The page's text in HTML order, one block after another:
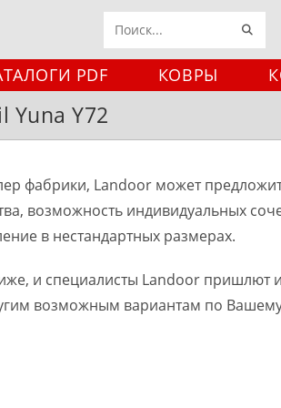
Поиск
PDF КОВРЫ
Y72
фабрики, Landoor может
возможность индивидуальных
в нестандартных размерах.
и специалисты Landoor пришлют
возможным вариантам по